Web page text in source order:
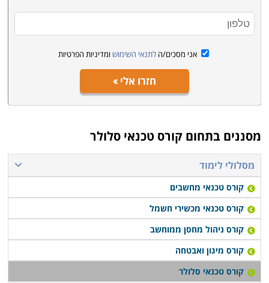
אני מסכים/ה לתנאי השימוש ומדיניות הפרטיות
חזרו אלי
מסננים בתחום קורס טכנאי סלולר
מסלולי לימוד
קורס טכנאי מחשבים
קורס טכנאי מכשירי חשמל
קורס ניהול מחסן ממוחשב
קורס מיגון ואבטחה
קורס טכנאי סלולר